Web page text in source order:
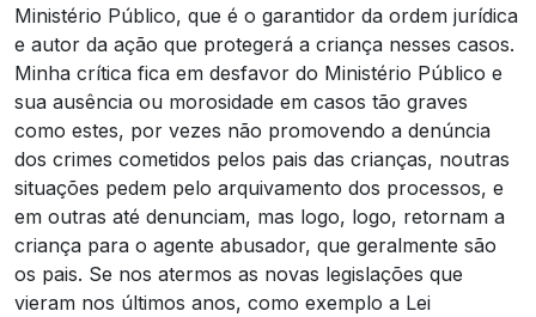
Ministério Público, que é o garantidor da ordem jurídica
e autor da ação que protegerá a criança nesses casos.
Minha crítica fica em desfavor do Ministério Público e
sua ausência ou morosidade em casos tão graves
como estes, por vezes não promovendo a denúncia
dos crimes cometidos pelos pais das crianças, noutras
situações pedem pelo arquivamento dos processos, e
em outras até denunciam, mas logo, logo, retornam a
criança para o agente abusador, que geralmente são
os pais. Se nos atermos as novas legislações que
vieram nos últimos anos, como exemplo a Lei